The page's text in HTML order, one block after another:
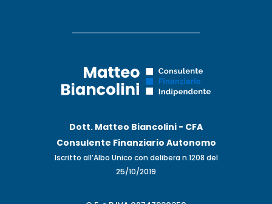
Dott. Matteo Biancolini - CFA
Consulente Finanziario Autonomo
Iscritto all’Albo Unico con delibera n.1208 del
25/10/2019